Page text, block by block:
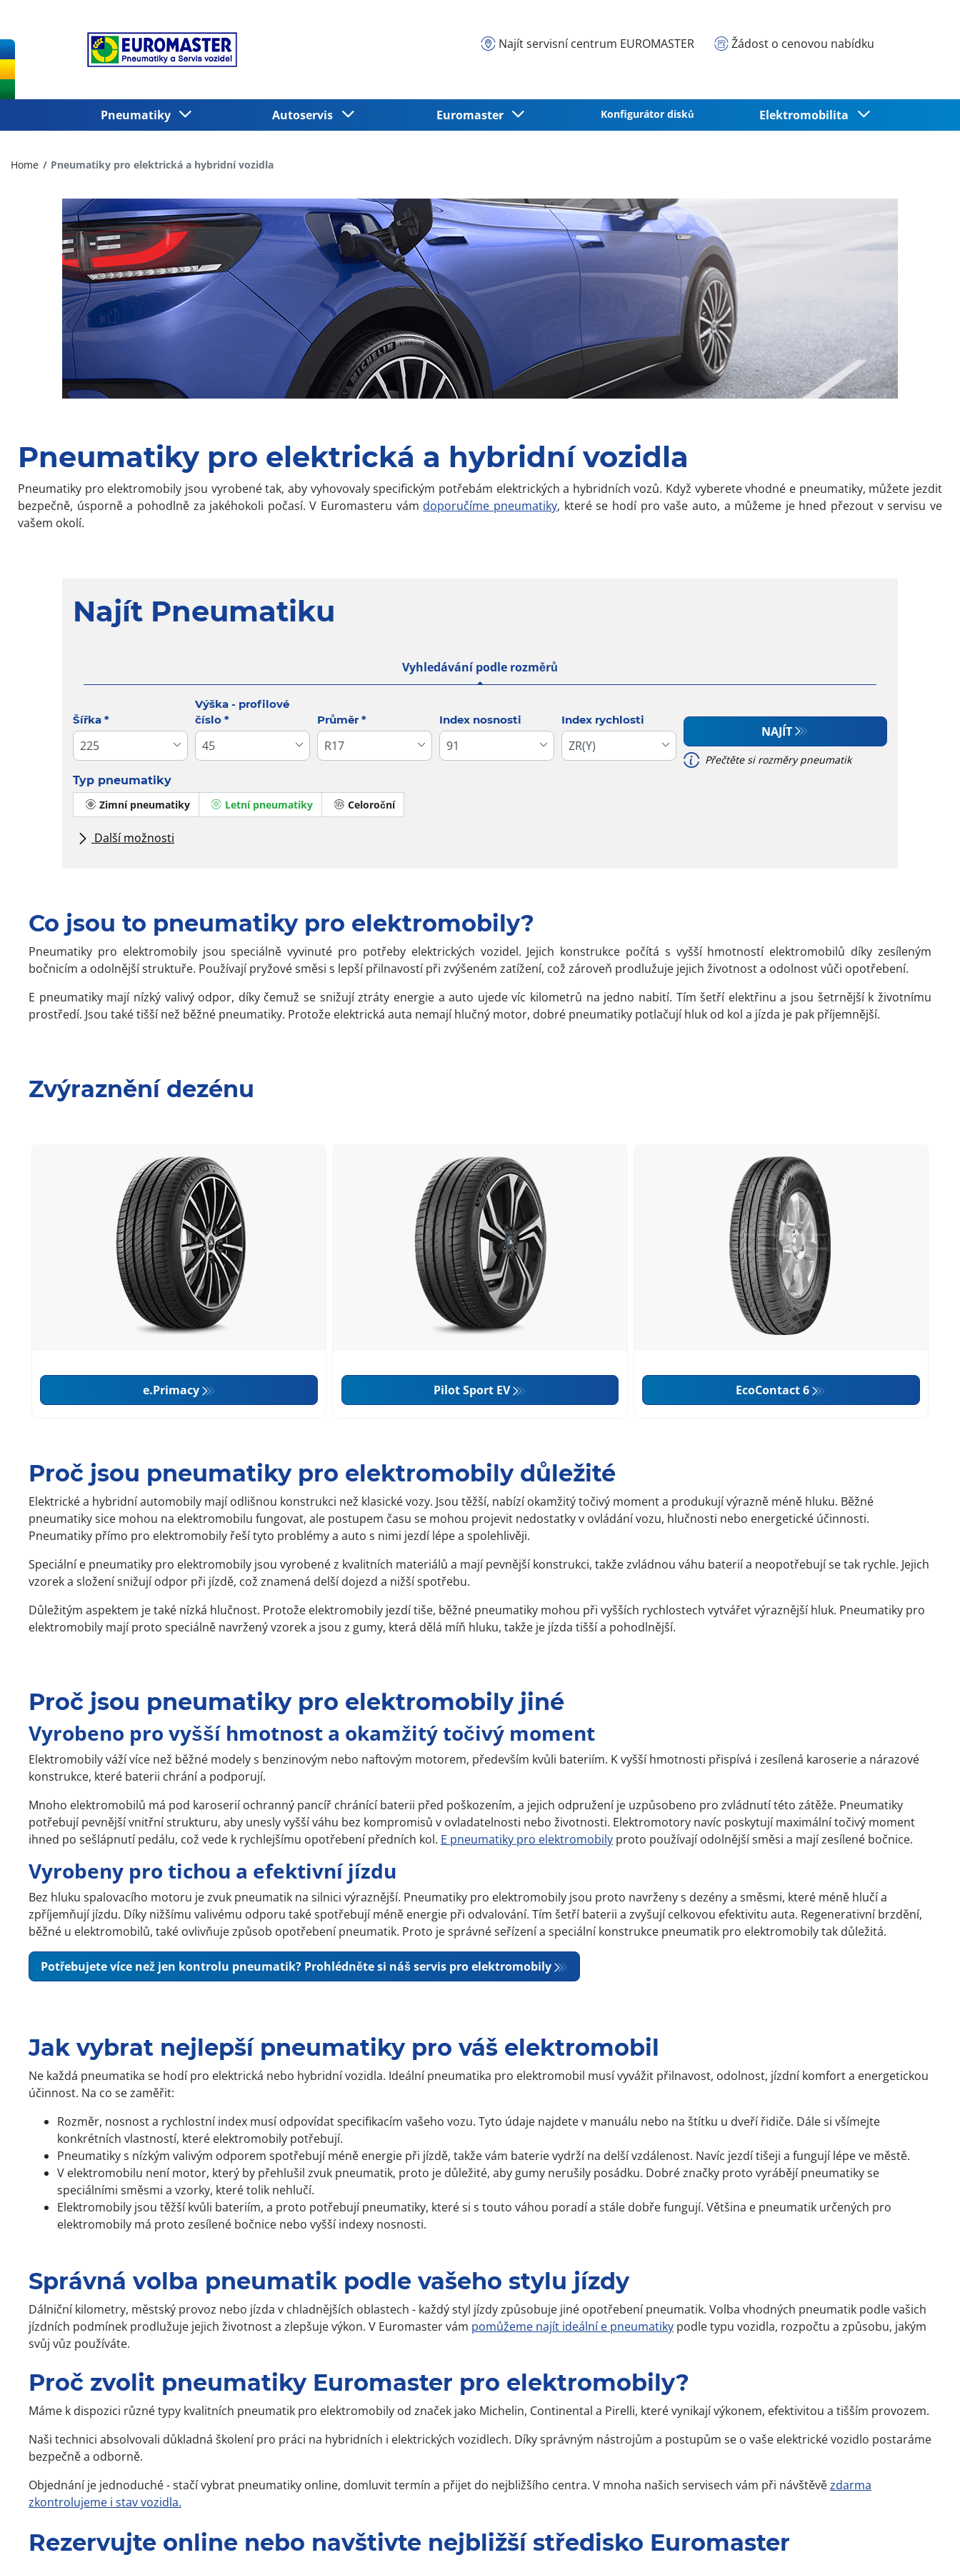
Najít servisní centrum EUROMASTER Žádost o cenovou nabídku
Pneumatiky Autoservis Euromaster Konfigurátor disků Elektromobilita
Home Pneumatiky pro elektrická a hybridní vozidla
Pneumatiky pro elektrická a hybridní vozidla
Pneumatiky pro elektromobily jsou vyrobené tak, aby vyhovovaly specifickým potřebám elektrických a hybridních vozů. Když vyberete vhodné e pneumatiky, můžete jezdit
bezpečně, úsporně a pohodlně za jakéhokoli počasí. V Euromasteru vám doporučíme pneumatiky, které se hodí pro vaše auto, a můžeme je hned přezout v servisu ve
vašem okolí.
Najít Pneumatiku
Vyhledávání podle rozměrů
Tab updated: Vyhledávání podle rozměrů
Šířka *
Výška - profilové
číslo * Průměr * Index nosnosti Index rychlosti
Typ pneumatiky
Zimní pneumatiky
Letní pneumatiky Celoroční
Další možnosti
NAJÍT
Přečtěte si rozměry pneumatik
Co jsou to pneumatiky pro elektromobily?
Pneumatiky pro elektromobily jsou speciálně vyvinuté pro potřeby elektrických vozidel. Jejich konstrukce počítá s vyšší hmotností elektromobilů díky zesíleným
bočnicím a odolnější struktuře. Používají pryžové směsi s lepší přilnavostí při zvýšeném zatížení, což zároveň prodlužuje jejich životnost a odolnost vůči opotřebení.
E pneumatiky mají nízký valivý odpor, díky čemuž se snižují ztráty energie a auto ujede víc kilometrů na jedno nabití. Tím šetří elektřinu a jsou šetrnější k životnímu
prostředí. Jsou také tišší než běžné pneumatiky. Protože elektrická auta nemají hlučný motor, dobré pneumatiky potlačují hluk od kol a jízda je pak příjemnější.
Zvýraznění dezénu
e.Primacy Pilot Sport EV EcoContact 6
Proč jsou pneumatiky pro elektromobily důležité
Elektrické a hybridní automobily mají odlišnou konstrukci než klasické vozy. Jsou těžší, nabízí okamžitý točivý moment a produkují výrazně méně hluku. Běžné
pneumatiky sice mohou na elektromobilu fungovat, ale postupem času se mohou projevit nedostatky v ovládání vozu, hlučnosti nebo energetické účinnosti.
Pneumatiky přímo pro elektromobily řeší tyto problémy a auto s nimi jezdí lépe a spolehlivěji.
Speciální e pneumatiky pro elektromobily jsou vyrobené z kvalitních materiálů a mají pevnější konstrukci, takže zvládnou váhu baterií a neopotřebují se tak rychle. Jejich
vzorek a složení snižují odpor při jízdě, což znamená delší dojezd a nižší spotřebu.
Důležitým aspektem je také nízká hlučnost. Protože elektromobily jezdí tiše, běžné pneumatiky mohou při vyšších rychlostech vytvářet výraznější hluk. Pneumatiky pro
elektromobily mají proto speciálně navržený vzorek a jsou z gumy, která dělá míň hluku, takže je jízda tišší a pohodlnější.
Proč jsou pneumatiky pro elektromobily jiné
Vyrobeno pro vyšší hmotnost a okamžitý točivý moment
Elektromobily váží více než běžné modely s benzinovým nebo naftovým motorem, především kvůli bateriím. K vyšší hmotnosti přispívá i zesílená karoserie a nárazové
konstrukce, které baterii chrání a podporují.
Mnoho elektromobilů má pod karoserií ochranný pancíř chránící baterii před poškozením, a jejich odpružení je uzpůsobeno pro zvládnutí této zátěže. Pneumatiky
potřebují pevnější vnitřní strukturu, aby unesly vyšší váhu bez kompromisů v ovladatelnosti nebo životnosti. Elektromotory navíc poskytují maximální točivý moment
ihned po sešlápnutí pedálu, což vede k rychlejšímu opotřebení předních kol. E pneumatiky pro elektromobily proto používají odolnější směsi a mají zesílené bočnice.
Vyrobeny pro tichou a efektivní jízdu
Bez hluku spalovacího motoru je zvuk pneumatik na silnici výraznější. Pneumatiky pro elektromobily jsou proto navrženy s dezény a směsmi, které méně hlučí a
zpříjemňují jízdu. Díky nižšímu valivému odporu také spotřebují méně energie při odvalování. Tím šetří baterii a zvyšují celkovou efektivitu auta. Regenerativní brzdění,
běžné u elektromobilů, také ovlivňuje způsob opotřebení pneumatik. Proto je správné seřízení a speciální konstrukce pneumatik pro elektromobily tak důležitá.
Potřebujete více než jen kontrolu pneumatik? Prohlédněte si náš servis pro elektromobily
Jak vybrat nejlepší pneumatiky pro váš elektromobil
Ne každá pneumatika se hodí pro elektrická nebo hybridní vozidla. Ideální pneumatika pro elektromobil musí vyvážit přilnavost, odolnost, jízdní komfort a energetickou
účinnost. Na co se zaměřit:
Rozměr, nosnost a rychlostní index musí odpovídat specifikacím vašeho vozu. Tyto údaje najdete v manuálu nebo na štítku u dveří řidiče. Dále si všímejte
konkrétních vlastností, které elektromobily potřebují.
Pneumatiky s nízkým valivým odporem spotřebují méně energie při jízdě, takže vám baterie vydrží na delší vzdálenost. Navíc jezdí tišeji a fungují lépe ve městě.
V elektromobilu není motor, který by přehlušil zvuk pneumatik, proto je důležité, aby gumy nerušily posádku. Dobré značky proto vyrábějí pneumatiky se
speciálními směsmi a vzorky, které tolik nehlučí.
Elektromobily jsou těžší kvůli bateriím, a proto potřebují pneumatiky, které si s touto váhou poradí a stále dobře fungují. Většina e pneumatik určených pro
elektromobily má proto zesílené bočnice nebo vyšší indexy nosnosti.
Správná volba pneumatik podle vašeho stylu jízdy
Dálniční kilometry, městský provoz nebo jízda v chladnějších oblastech - každý styl jízdy způsobuje jiné opotřebení pneumatik. Volba vhodných pneumatik podle vašich
jízdních podmínek prodlužuje jejich životnost a zlepšuje výkon. V Euromaster vám pomůžeme najít ideální e pneumatiky podle typu vozidla, rozpočtu a způsobu, jakým
svůj vůz používáte.
Proč zvolit pneumatiky Euromaster pro elektromobily?
Máme k dispozici různé typy kvalitních pneumatik pro elektromobily od značek jako Michelin, Continental a Pirelli, které vynikají výkonem, efektivitou a tišším provozem.
Naši technici absolvovali důkladná školení pro práci na hybridních i elektrických vozidlech. Díky správným nástrojům a postupům se o vaše elektrické vozidlo postaráme
bezpečně a odborně.
Objednání je jednoduché - stačí vybrat pneumatiky online, domluvit termín a přijet do nejbližšího centra. V mnoha našich servisech vám při návštěvězdarma
zkontrolujeme i stav vozidla.
Rezervujte online nebo navštivte nejbližší středisko Euromaster